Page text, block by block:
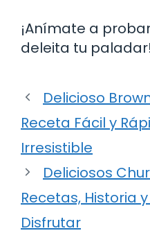
¡Anímate a
deleita tu paladar!
Delicioso
Receta Fácil y
Irresistible
Deliciosos
Recetas, Historia
Disfrutar